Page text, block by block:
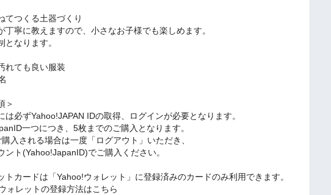
てつくる土器づくり
丁寧に教えますので、小さなお子様でも楽しめます。
となります。
れても良い服装
＞
必ずYahoo!JAPAN IDの取得、ログインが必要となります。
一つにつき、5枚までのご購入となります。
入される場合は一度「ログアウト」いただき、
ント(Yahoo!JapanID)でご購入ください。
カードは「Yahoo!ウォレット」に登録済みのカードのみ利用できます。
ォレットの登録方法はこちら